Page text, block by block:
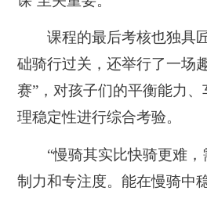
课程的最后考核也独具
础骑行过关，还举行了一场
赛”，对孩子们的平衡能力
理稳定性进行综合考验。
“慢骑其实比快骑更难，
制力和专注度。能在慢骑中